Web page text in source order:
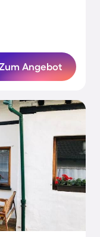
Angebot